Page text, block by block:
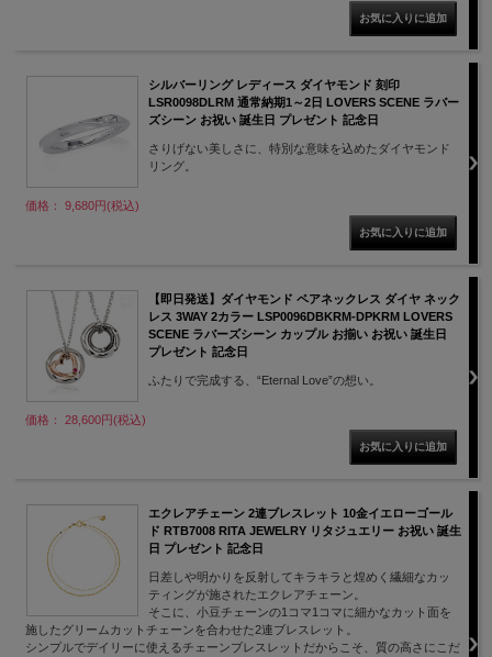
シルバーリング レディース ダイヤモンド 刻印
LSR0098DLRM 通常納期1～2日 LOVERS SCENE ラバー
ズシーン お祝い 誕生日 プレゼント 記念日
さりげない美しさに、特別な意味を込めたダイヤモンド
リング。
価格： 9,680円(税込)
【即日発送】ダイヤモンド ペアネックレス ダイヤ ネック
レス 3WAY 2カラー LSP0096DBKRM-DPKRM LOVERS
SCENE ラバーズシーン カップル お揃い お祝い 誕生日
プレゼント 記念日
ふたりで完成する、“Eternal Love”の想い。
価格： 28,600円(税込)
エクレアチェーン 2連ブレスレット 10金イエローゴール
ド RTB7008 RITA JEWELRY リタジュエリー お祝い 誕生
日 プレゼント 記念日
日差しや明かりを反射してキラキラと煌めく繊細なカッ
ティングが施されたエクレアチェーン。
そこに、小豆チェーンの1コマ1コマに細かなカット面を
施したグリームカットチェーンを合わせた2連ブレスレット。
シンプルでデイリーに使えるチェーンブレスレットだからこそ、質の高さにこだ